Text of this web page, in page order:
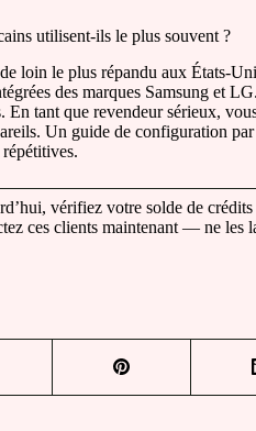
utilisent-ils le plus souvent ?
loin le plus répandu aux États-
des marques Samsung et
tant que revendeur sérieux,
Un guide de configuration
répétitives.
vérifiez votre solde de
ces clients maintenant — ne les